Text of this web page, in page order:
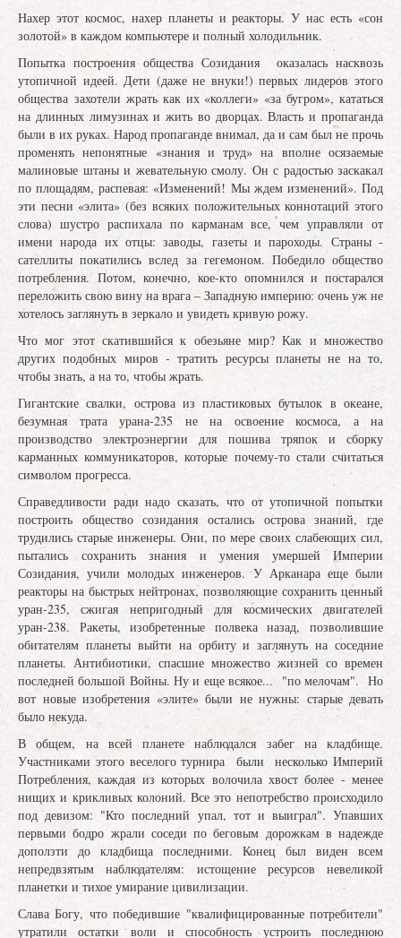
Нахер этот космос, нахер планеты и реакторы. У нас есть «сон
золотой» в каждом компьютере и полный холодильник.
Попытка построения общества Созидания оказалась насквозь
утопичной идеей. Дети (даже не внуки!) первых лидеров этого
общества захотели жрать как их «коллеги» «за бугром», кататься
на длинных лимузинах и жить во дворцах. Власть и пропаганда
были в их руках. Народ пропаганде внимал, да и сам был не прочь
променять непонятные «знания и труд» на вполне осязаемые
малиновые штаны и жевательную смолу. Он с радостью заскакал
по площадям, распевая: «Изменений! Мы ждем изменений». Под
эти песни «элита» (без всяких положительных коннотаций этого
слова) шустро распихала по карманам все, чем управляли от
имени народа их отцы: заводы, газеты и пароходы. Страны -
сателлиты покатились вслед за гегемоном. Победило общество
потребления. Потом, конечно, кое-кто опомнился и постарался
переложить свою вину на врага – Западную империю: очень уж не
хотелось заглянуть в зеркало и увидеть кривую рожу.
Что мог этот скатившийся к обезьяне мир? Как и множество
других подобных миров - тратить ресурсы планеты не на то,
чтобы знать, а на то, чтобы жрать.
Гигантские свалки, острова из пластиковых бутылок в океане,
безумная трата урана-235 не на освоение космоса, а на
производство электроэнергии для пошива тряпок и сборку
карманных коммуникаторов, которые почему-то стали считаться
символом прогресса.
Справедливости ради надо сказать, что от утопичной попытки
построить общество созидания остались острова знаний, где
трудились старые инженеры. Они, по мере своих слабеющих сил,
пытались сохранить знания и умения умершей Империи
Созидания, учили молодых инженеров. У Арканара еще были
реакторы на быстрых нейтронах, позволяющие сохранить ценный
уран-235, сжигая непригодный для космических двигателей
уран-238. Ракеты, изобретенные полвека назад, позволившие
обитателям планеты выйти на орбиту и заглянуть на соседние
планеты. Антибиотики, спасшие множество жизней со времен
последней большой Войны. Ну и еще всякое... "по мелочам". Но
вот новые изобретения «элите» были не нужны: старые девать
было некуда.
В общем, на всей планете наблюдался забег на кладбище.
Участниками этого веселого турнира были несколько Империй
Потребления, каждая из которых волочила хвост более - менее
нищих и крикливых колоний. Все это непотребство происходило
под девизом: "Кто последний упал, тот и выиграл". Упавших
первыми бодро жрали соседи по беговым дорожкам в надежде
доползти до кладбища последними. Конец был виден всем
непредвзятым наблюдателям: истощение ресурсов невеликой
планетки и тихое умирание цивилизации.
Слава Богу, что победившие "квалифицированные потребители"
утратили остатки воли и способность устроить последнюю